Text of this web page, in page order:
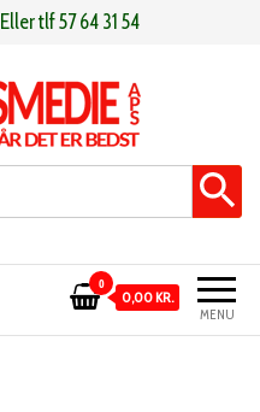
Eller tlf 57 64 31 54
Maskinhandel når det er bedst
MENU
0
0,00 KR.